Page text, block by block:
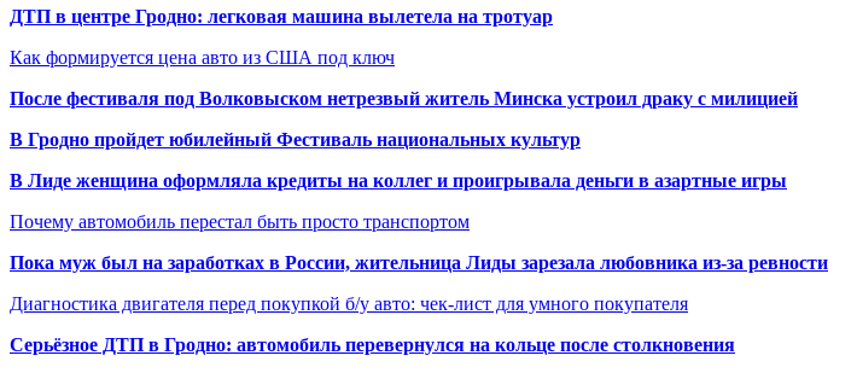
ДТП в центре Гродно: легковая машина вылетела на тротуар
Как формируется цена авто из США под ключ
После фестиваля под Волковыском нетрезвый житель Минска устроил драку с милицией
В Гродно пройдет юбилейный Фестиваль национальных культур
В Лиде женщина оформляла кредиты на коллег и проигрывала деньги в азартные игры
Почему автомобиль перестал быть просто транспортом
Пока муж был на заработках в России, жительница Лиды зарезала любовника из-за ревности
Диагностика двигателя перед покупкой б/у авто: чек-лист для умного покупателя
Серьёзное ДТП в Гродно: автомобиль перевернулся на кольце после столкновения